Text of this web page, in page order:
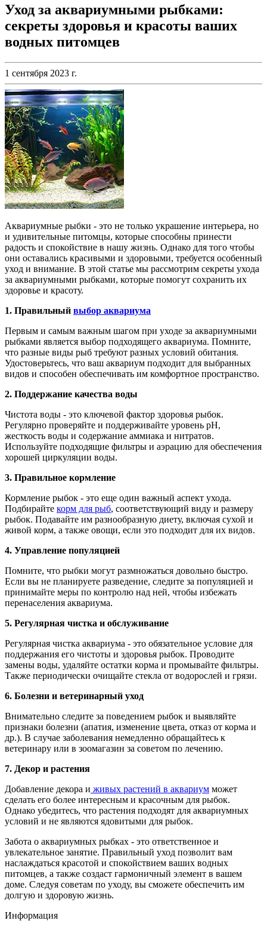
Уход за аквариумными рыбками:
секреты здоровья и красоты ваших
водных питомцев
1 сентября 2023 г.
Аквариумные рыбки - это не только украшение интерьера, но
и удивительные питомцы, которые способны принести
радость и спокойствие в нашу жизнь. Однако для того чтобы
они оставались красивыми и здоровыми, требуется особенный
уход и внимание. В этой статье мы рассмотрим секреты ухода
за аквариумными рыбками, которые помогут сохранить их
здоровье и красоту.
1. Правильный выбор аквариума
Первым и самым важным шагом при уходе за аквариумными
рыбками является выбор подходящего аквариума. Помните,
что разные виды рыб требуют разных условий обитания.
Удостоверьтесь, что ваш аквариум подходит для выбранных
видов и способен обеспечивать им комфортное пространство.
2. Поддержание качества воды
Чистота воды - это ключевой фактор здоровья рыбок.
Регулярно проверяйте и поддерживайте уровень pH,
жесткость воды и содержание аммиака и нитратов.
Используйте подходящие фильтры и аэрацию для обеспечения
хорошей циркуляции воды.
3. Правильное кормление
Кормление рыбок - это еще один важный аспект ухода.
Подбирайте корм для рыб, соответствующий виду и размеру
рыбок. Подавайте им разнообразную диету, включая сухой и
живой корм, а также овощи, если это подходит для их видов.
4. Управление популяцией
Помните, что рыбки могут размножаться довольно быстро.
Если вы не планируете разведение, следите за популяцией и
принимайте меры по контролю над ней, чтобы избежать
перенаселения аквариума.
5. Регулярная чистка и обслуживание
Регулярная чистка аквариума - это обязательное условие для
поддержания его чистоты и здоровья рыбок. Проводите
замены воды, удаляйте остатки корма и промывайте фильтры.
Также периодически очищайте стекла от водорослей и грязи.
6. Болезни и ветеринарный уход
Внимательно следите за поведением рыбок и выявляйте
признаки болезни (апатия, изменение цвета, отказ от корма и
др.). В случае заболевания немедленно обращайтесь к
ветеринару или в зоомагазин за советом по лечению.
7. Декор и растения
Добавление декора и живых растений в аквариум может
сделать его более интересным и красочным для рыбок.
Однако убедитесь, что растения подходят для аквариумных
условий и не являются ядовитыми для рыбок.
Забота о аквариумных рыбках - это ответственное и
увлекательное занятие. Правильный уход позволит вам
наслаждаться красотой и спокойствием ваших водных
питомцев, а также создаст гармоничный элемент в вашем
доме. Следуя советам по уходу, вы сможете обеспечить им
долгую и здоровую жизнь.
Информация